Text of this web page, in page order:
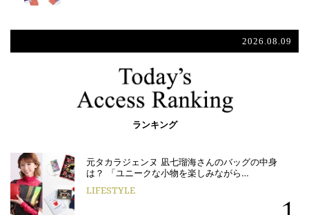
2026.08.09
ランキング
元タカラジェンヌ 凪七瑠海さんのバッグの中身
は？ 「ユニークな小物を楽しみながら…
LIFESTYLE